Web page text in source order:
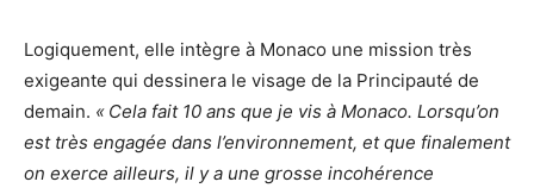
Logiquement, elle intègre à Monaco une mission très
exigeante qui dessinera le visage de la Principauté de
demain. « Cela fait 10 ans que je vis à Monaco. Lorsqu’on
est très engagée dans l’environnement, et que finalement
on exerce ailleurs, il y a une grosse incohérence